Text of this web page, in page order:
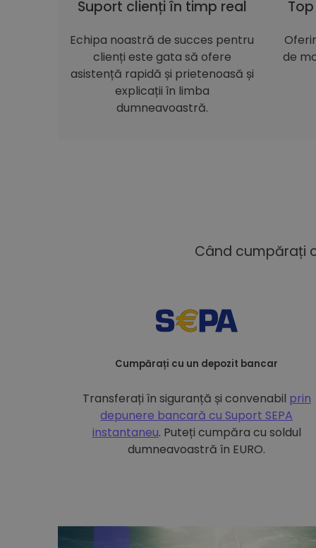
Suport clienți în timp real
Echipa noastră de succes pentru
clienți este gata să ofere
asistență rapidă și prietenoasă și
explicații în limba
dumneavoastră.
de
Când cumpărați
Cumpărați cu un depozit bancar
Transferați în siguranță și convenabil prin
depunere bancară cu Suport SEPA
instantaneu. Puteți cumpăra cu soldul
dumneavoastră în EURO.